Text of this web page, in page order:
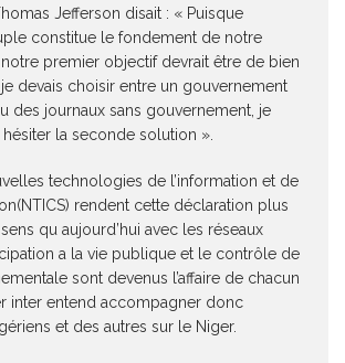
Jefferson disait : « Puisque
constitue le fondement de notre
premier objectif devrait être de bien
je devais choisir entre un gouvernement
des journaux sans gouvernement, je
hésiter la seconde solution ».
technologies de l’information et de
rendent cette déclaration plus
qu aujourd’hui avec les réseaux
a la vie publique et le contrôle de
sont devenus l’affaire de chacun
inter entend accompagner donc
et des autres sur le Niger.